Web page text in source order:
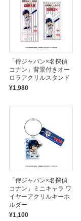
「侍ジャパン×名探偵
コナン」背景付きオー
ロラアクリルスタンド
¥1,980
「侍ジャパン×名探偵
コナン」ミニキャラ ワ
イヤーアクリルキーホ
ルダー
¥1,100